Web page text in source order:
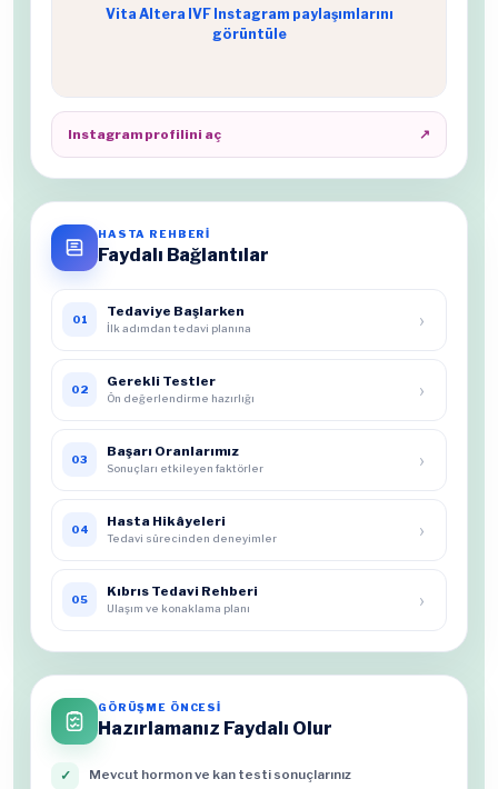
Vita Altera IVF Instagram paylaşımlarını
görüntüle
Instagram profilini aç ↗
HASTA REHBERİ
Faydalı Bağlantılar
01 Tedaviye Başlarken
İlk adımdan tedavi planına ›
02 Gerekli Testler
Ön değerlendirme hazırlığı ›
03 Başarı Oranlarımız
Sonuçları etkileyen faktörler ›
04 Hasta Hikâyeleri
Tedavi sürecinden deneyimler ›
05 Kıbrıs Tedavi Rehberi
Ulaşım ve konaklama planı ›
GÖRÜŞME ÖNCESİ
Hazırlamanız Faydalı Olur
✓ Mevcut hormon ve kan testi sonuçlarınız